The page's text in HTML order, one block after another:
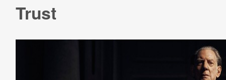
Trust